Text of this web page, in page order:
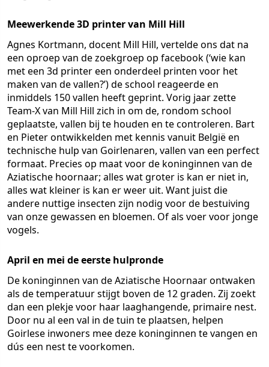
Meewerkende 3D printer van Mill Hill
Agnes Kortmann, docent Mill Hill, vertelde ons dat na
een oproep van de zoekgroep op facebook (‘wie kan
met een 3d printer een onderdeel printen voor het
maken van de vallen?’) de school reageerde en
inmiddels 150 vallen heeft geprint. Vorig jaar zette
Team-X van Mill Hill zich in om de, rondom school
geplaatste, vallen bij te houden en te controleren. Bart
en Pieter ontwikkelden met kennis vanuit België en
technische hulp van Goirlenaren, vallen van een perfect
formaat. Precies op maat voor de koninginnen van de
Aziatische hoornaar; alles wat groter is kan er niet in,
alles wat kleiner is kan er weer uit. Want juist die
andere nuttige insecten zijn nodig voor de bestuiving
van onze gewassen en bloemen. Of als voer voor jonge
vogels.
April en mei de eerste hulpronde
De koninginnen van de Aziatische Hoornaar ontwaken
als de temperatuur stijgt boven de 12 graden. Zij zoekt
dan een plekje voor haar laaghangende, primaire nest.
Door nu al een val in de tuin te plaatsen, helpen
Goirlese inwoners mee deze koninginnen te vangen en
dús een nest te voorkomen.